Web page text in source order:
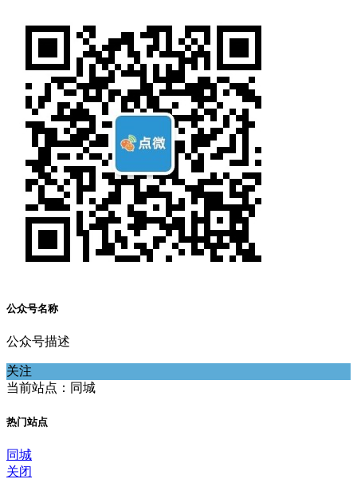
公众号名称
公众号描述
关注
当前站点：同城
热门站点
同城
关闭